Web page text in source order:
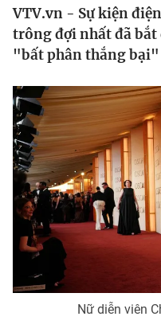
Thế giới
Tin tức
Thế giới đó đây
Câu chuyện quốc tế
Kinh tế
Tài chính
Thị trường
Góc doanh nghiệp
Dữ liệu và đời sống
Truyền hình
Phim VTV
Hậu trường
Nhân vật
Giải trí
Điện ảnh
Đời sống
VTV.vn - Sự kiện
trông đợi nhất đã bắt
"bất phân thắng
Nữ diễn viên